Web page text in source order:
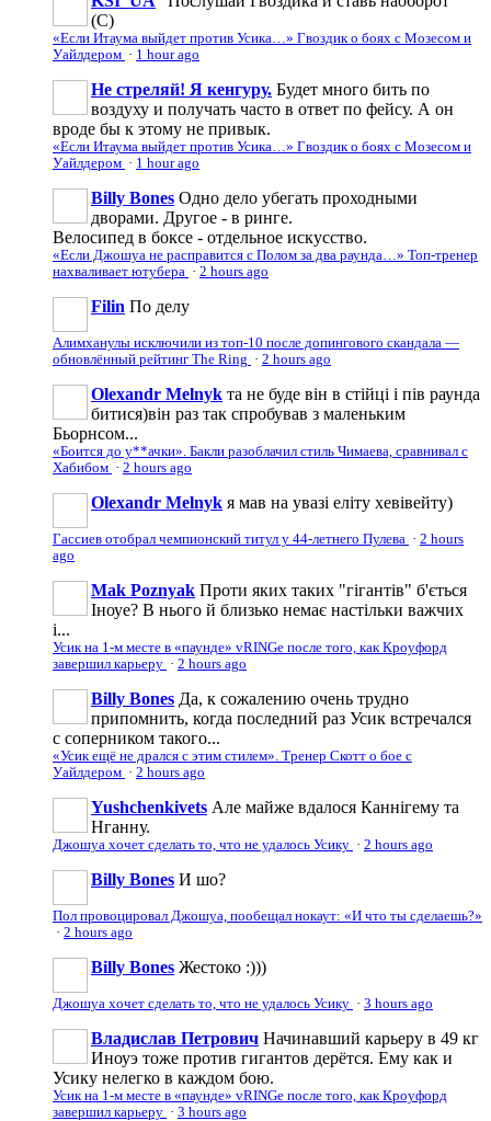
(С)
«Если Итаума выйдет против Усика…» Гвоздик о боях с Мозесом и
Уайлдером · 1 hour ago
Не стреляй! Я кенгуру. Будет много бить по
воздуху и получать часто в ответ по фейсу. А он
вроде бы к этому не привык.
«Если Итаума выйдет против Усика…» Гвоздик о боях с Мозесом и
Уайлдером · 1 hour ago
Billy Bones Одно дело убегать проходными
дворами. Другое - в ринге.
Велосипед в боксе - отдельное искусство.
«Если Джошуа не расправится с Полом за два раунда…» Топ-тренер
нахваливает ютубера · 2 hours ago
Filin По делу
Алимханулы исключили из топ-10 после допингового скандала —
обновлённый рейтинг The Ring · 2 hours ago
Olexandr Melnyk та не буде він в стійці і пів раунда
битися)він раз так спробував з маленьким
Бьорнсом...
«Боится до у**ачки». Бакли разоблачил стиль Чимаева, сравнивал с
Хабибом · 2 hours ago
Olexandr Melnyk я мав на увазі еліту хевівейту)
Гассиев отобрал чемпионский титул у 44-летнего Пулева · 2 hours
ago
Mak Poznyak Проти яких таких "гігантів" б'ється
Іноуе? В нього й близько немає настільки важчих
і...
Усик на 1-м месте в «паунде» vRINGe после того, как Кроуфорд
завершил карьеру · 2 hours ago
Billy Bones Да, к сожалению очень трудно
припомнить, когда последний раз Усик встречался
с соперником такого...
«Усик ещё не дрался с этим стилем». Тренер Скотт о бое с
Уайлдером · 2 hours ago
Yushchenkivets Але майже вдалося Каннігему та
Нганну.
Джошуа хочет сделать то, что не удалось Усику · 2 hours ago
Billy Bones И шо?
Пол провоцировал Джошуа, пообещал нокаут: «И что ты сделаешь?»
· 2 hours ago
Billy Bones Жестоко :)))
Джошуа хочет сделать то, что не удалось Усику · 3 hours ago
Владислав Петрович Начинавший карьеру в 49 кг
Иноуэ тоже против гигантов дерётся. Ему как и
Усику нелегко в каждом бою.
Усик на 1-м месте в «паунде» vRINGe после того, как Кроуфорд
завершил карьеру · 3 hours ago